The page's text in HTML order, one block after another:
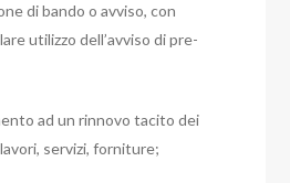
di bando o avviso, con
utilizzo dell’avviso di pre-
ad un rinnovo tacito dei
servizi, forniture;